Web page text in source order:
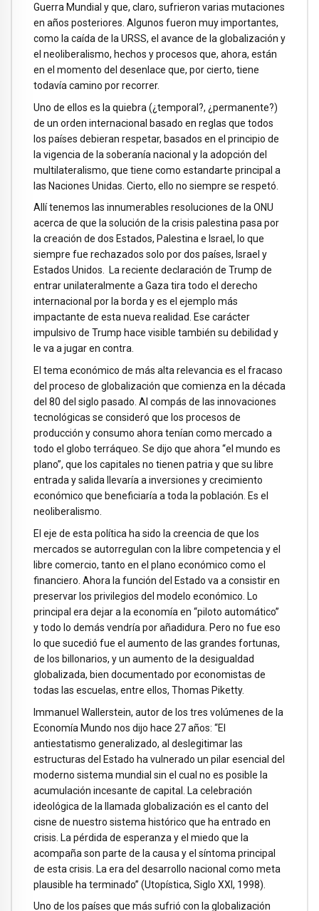
Guerra Mundial y que, claro, sufrieron varias mutaciones
en años posteriores. Algunos fueron muy importantes,
como la caída de la URSS, el avance de la globalización y
el neoliberalismo, hechos y procesos que, ahora, están
en el momento del desenlace que, por cierto, tiene
todavía camino por recorrer.
Uno de ellos es la quiebra (¿temporal?, ¿permanente?)
de un orden internacional basado en reglas que todos
los países debieran respetar, basados en el principio de
la vigencia de la soberanía nacional y la adopción del
multilateralismo, que tiene como estandarte principal a
las Naciones Unidas. Cierto, ello no siempre se respetó.
Allí tenemos las innumerables resoluciones de la ONU
acerca de que la solución de la crisis palestina pasa por
la creación de dos Estados, Palestina e Israel, lo que
siempre fue rechazados solo por dos países, Israel y
Estados Unidos. La reciente declaración de Trump de
entrar unilateralmente a Gaza tira todo el derecho
internacional por la borda y es el ejemplo más
impactante de esta nueva realidad. Ese carácter
impulsivo de Trump hace visible también su debilidad y
le va a jugar en contra.
El tema económico de más alta relevancia es el fracaso
del proceso de globalización que comienza en la década
del 80 del siglo pasado. Al compás de las innovaciones
tecnológicas se consideró que los procesos de
producción y consumo ahora tenían como mercado a
todo el globo terráqueo. Se dijo que ahora “el mundo es
plano”, que los capitales no tienen patria y que su libre
entrada y salida llevaría a inversiones y crecimiento
económico que beneficiaría a toda la población. Es el
neoliberalismo.
El eje de esta política ha sido la creencia de que los
mercados se autorregulan con la libre competencia y el
libre comercio, tanto en el plano económico como el
financiero. Ahora la función del Estado va a consistir en
preservar los privilegios del modelo económico. Lo
principal era dejar a la economía en “piloto automático”
y todo lo demás vendría por añadidura. Pero no fue eso
lo que sucedió fue el aumento de las grandes fortunas,
de los billonarios, y un aumento de la desigualdad
globalizada, bien documentado por economistas de
todas las escuelas, entre ellos, Thomas Piketty.
Immanuel Wallerstein, autor de los tres volúmenes de la
Economía Mundo nos dijo hace 27 años: “El
antiestatismo generalizado, al deslegitimar las
estructuras del Estado ha vulnerado un pilar esencial del
moderno sistema mundial sin el cual no es posible la
acumulación incesante de capital. La celebración
ideológica de la llamada globalización es el canto del
cisne de nuestro sistema histórico que ha entrado en
crisis. La pérdida de esperanza y el miedo que la
acompaña son parte de la causa y el síntoma principal
de esta crisis. La era del desarrollo nacional como meta
plausible ha terminado” (Utopística, Siglo XXI, 1998).
Uno de los países que más sufrió con la globalización